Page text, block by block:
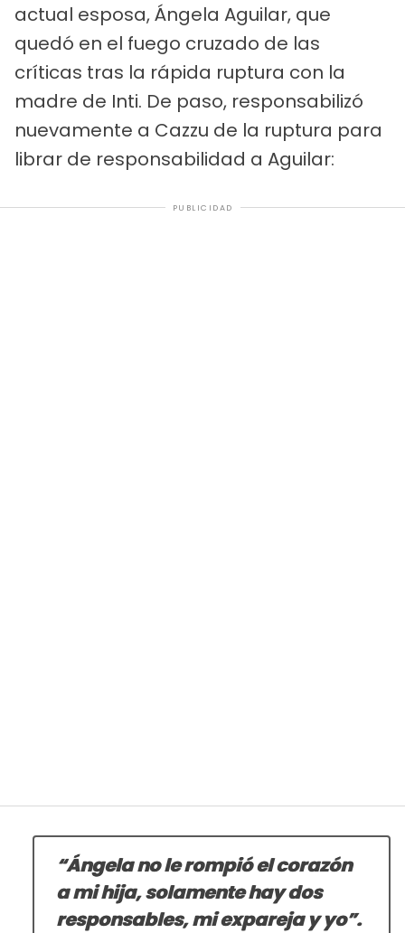
actual esposa, Ángela Aguilar, que
quedó en el fuego cruzado de las
críticas tras la rápida ruptura con la
madre de Inti. De paso, responsabilizó
nuevamente a Cazzu de la ruptura para
librar de responsabilidad a Aguilar:
PUBLICIDAD
“Ángela no le rompió el corazón
a mi hija, solamente hay dos
responsables, mi expareja y yo”.